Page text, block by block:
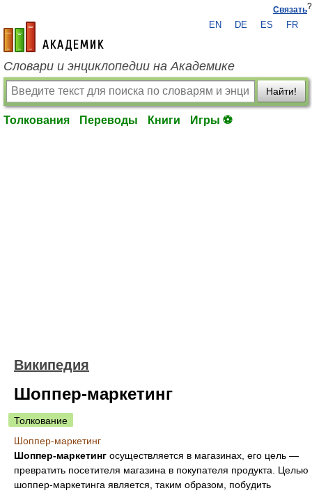
academic.ru
EN DE ES FR
Словари и энциклопедии на Академике
Найти!
Толкования Переводы Книги Игры ⚽
Википедия
Шоппер-маркетинг
Толкование
Шоппер-маркетинг
Шоппер-маркетинг осуществляется в магазинах, его цель —
превратить посетителя магазина в покупателя продукта. Целью
шоппер-маркетинга является, таким образом, побудить
Связать?